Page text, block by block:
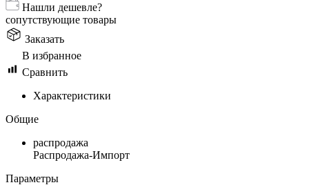
Нашли дешевле?
сопутствующие товары
Заказать
В избранное
Сравнить
Характеристики
Общие
распродажа
Распродажа-Импорт
Параметры